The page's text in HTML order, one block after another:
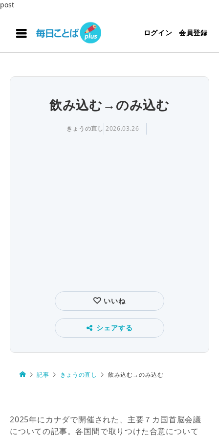
post
ログイン 会員登録
飲み込む→のみ込む
きょうの直し 2026.03.26
いいね
シェアする
記事 きょうの直し 飲み込む→のみ込む
2025年にカナダで開催された、主要７カ国首脳会議
についての記事。各国間で取りつけた合意について